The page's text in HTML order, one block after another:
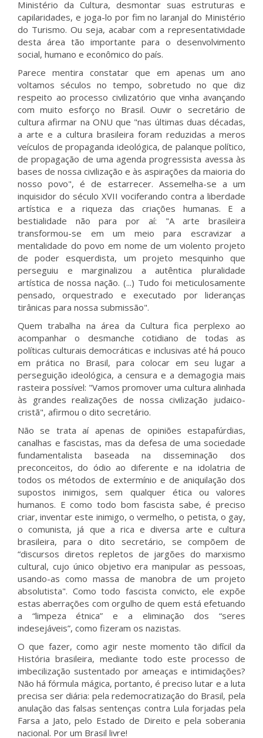
Ministério da Cultura, desmontar suas estruturas e
capilaridades, e joga-lo por fim no laranjal do Ministério
do Turismo. Ou seja, acabar com a representatividade
desta área tão importante para o desenvolvimento
social, humano e econômico do país.
Parece mentira constatar que em apenas um ano
voltamos séculos no tempo, sobretudo no que diz
respeito ao processo civilizatório que vinha avançando
com muito esforço no Brasil. Ouvir o secretário de
cultura afirmar na ONU que "nas últimas duas décadas,
a arte e a cultura brasileira foram reduzidas a meros
veículos de propaganda ideológica, de palanque político,
de propagação de uma agenda progressista avessa às
bases de nossa civilização e às aspirações da maioria do
nosso povo", é de estarrecer. Assemelha-se a um
inquisidor do século XVII vociferando contra a liberdade
artística e a riqueza das criações humanas. E a
bestialidade não para por aí: "A arte brasileira
transformou-se em um meio para escravizar a
mentalidade do povo em nome de um violento projeto
de poder esquerdista, um projeto mesquinho que
perseguiu e marginalizou a autêntica pluralidade
artística de nossa nação. (...) Tudo foi meticulosamente
pensado, orquestrado e executado por lideranças
tirânicas para nossa submissão".
Quem trabalha na área da Cultura fica perplexo ao
acompanhar o desmanche cotidiano de todas as
políticas culturais democráticas e inclusivas até há pouco
em prática no Brasil, para colocar em seu lugar a
perseguição ideológica, a censura e a demagogia mais
rasteira possível: "Vamos promover uma cultura alinhada
às grandes realizações de nossa civilização judaico-
cristã", afirmou o dito secretário.
Não se trata aí apenas de opiniões estapafúrdias,
canalhas e fascistas, mas da defesa de uma sociedade
fundamentalista baseada na disseminação dos
preconceitos, do ódio ao diferente e na idolatria de
todos os métodos de extermínio e de aniquilação dos
supostos inimigos, sem qualquer ética ou valores
humanos. E como todo bom fascista sabe, é preciso
criar, inventar este inimigo, o vermelho, o petista, o gay,
o comunista, já que a rica e diversa arte e cultura
brasileira, para o dito secretário, se compõem de
“discursos diretos repletos de jargões do marxismo
cultural, cujo único objetivo era manipular as pessoas,
usando-as como massa de manobra de um projeto
absolutista". Como todo fascista convicto, ele expõe
estas aberrações com orgulho de quem está efetuando
a “limpeza étnica” e a eliminação dos “seres
indesejáveis”, como fizeram os nazistas.
O que fazer, como agir neste momento tão difícil da
História brasileira, mediante todo este processo de
imbecilização sustentado por ameaças e intimidações?
Não há fórmula mágica, portanto, é preciso lutar e a luta
precisa ser diária: pela redemocratização do Brasil, pela
anulação das falsas sentenças contra Lula forjadas pela
Farsa a Jato, pelo Estado de Direito e pela soberania
nacional. Por um Brasil livre!